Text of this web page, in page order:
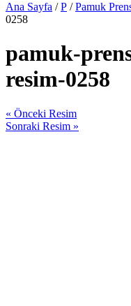
Ana Sayfa /P /Pamuk
0258
pamuk-
resim-0258
« Önceki Resim
Sonraki Resim »